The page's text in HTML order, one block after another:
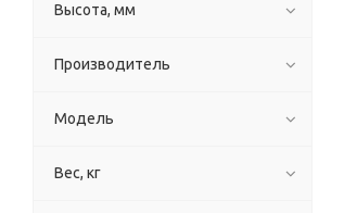
Высота, мм
Производитель
Модель
Вес, кг